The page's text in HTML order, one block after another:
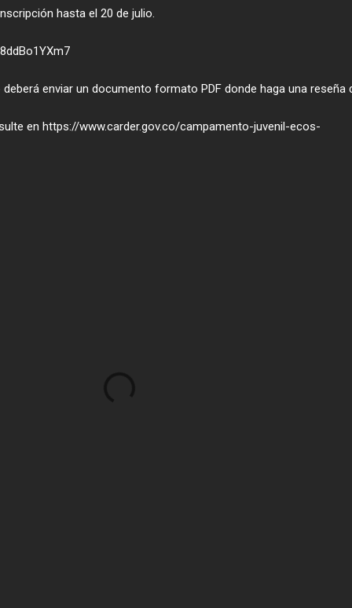
hasta el 20 de julio.
enviar un documento formato PDF donde haga una reseña
en https://www.carder.gov.co/campamento-juvenil-ecos-